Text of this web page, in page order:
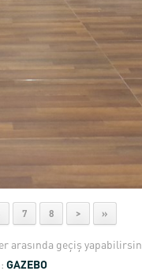
7 8 > »
arasında geçiş
GAZEBO